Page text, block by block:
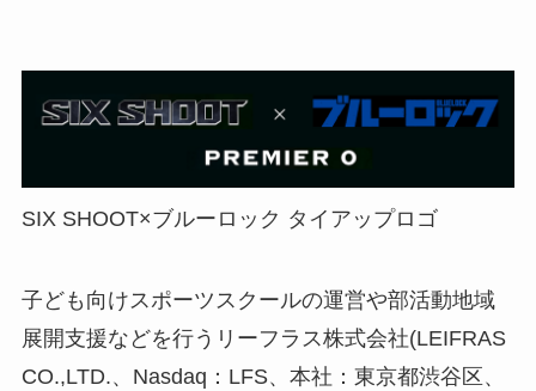
SIX SHOOT×ブルーロック タイアップロゴ
子ども向けスポーツスクールの運営や部活動地域
展開支援などを行うリーフラス株式会社(LEIFRAS
CO.,LTD.、Nasdaq：LFS、本社：東京都渋谷区、